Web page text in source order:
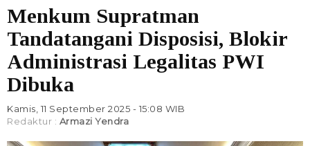
Menkum Supratman
Tandatangani Disposisi, Blokir
Administrasi Legalitas PWI
Dibuka
Kamis, 11 September 2025 - 15:08 WIB
Redaktur : Armazi Yendra